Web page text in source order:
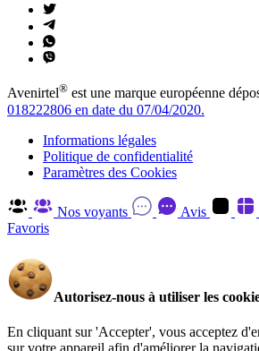
Avenirtel® est une marque européenne
018222806 en date du 07/04/2020.
Informations légales
Politique de confidentialité
Paramètres des Cookies
Nos voyants Avis
Favoris
Autorisez-nous à utiliser les
En cliquant sur 'Accepter', vous acceptez